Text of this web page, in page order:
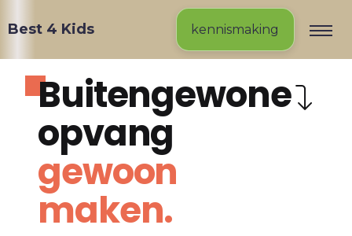
Best 4 Kids kennismaking
Buitengewone
opvang
gewoon
maken.